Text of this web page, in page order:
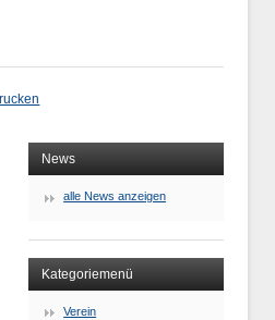
News
alle News anzeigen
Kategoriemenü
Verein